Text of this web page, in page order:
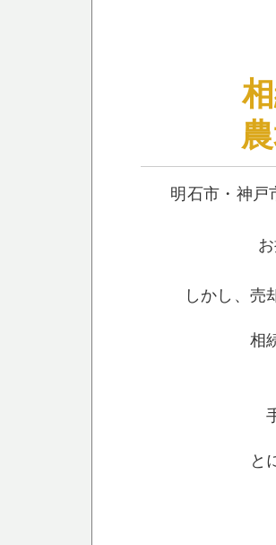
明石市・神戸
しかし、売
相
と